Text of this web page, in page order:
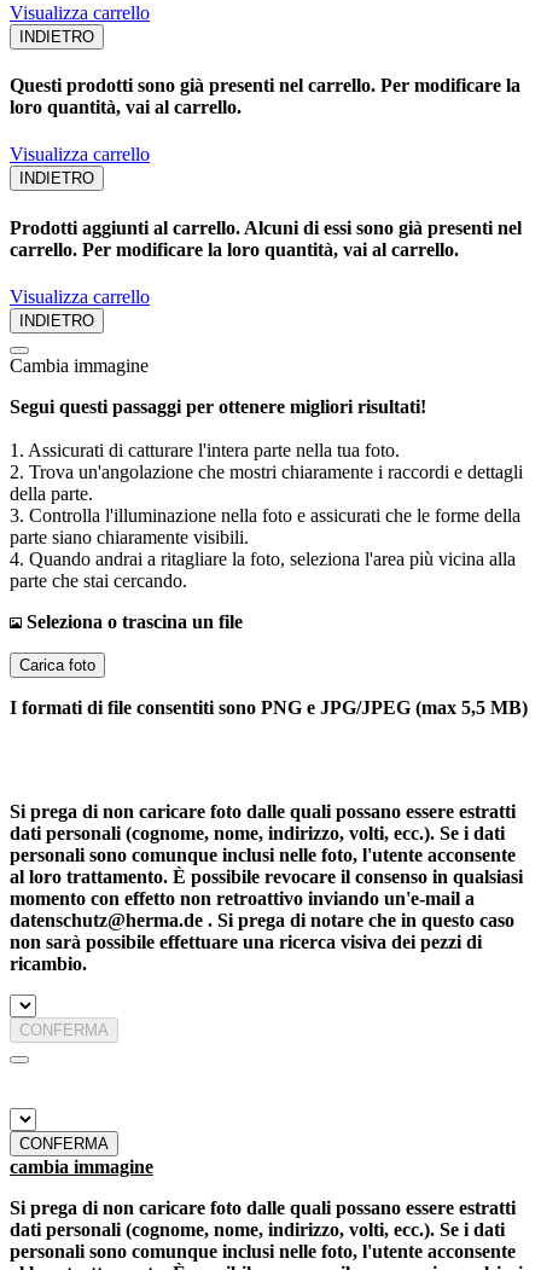
Visualizza carrello
INDIETRO
Questi prodotti sono già presenti nel carrello. Per modificare la
loro quantità, vai al carrello.
Visualizza carrello
INDIETRO
Prodotti aggiunti al carrello. Alcuni di essi sono già presenti nel
carrello. Per modificare la loro quantità, vai al carrello.
Visualizza carrello
INDIETRO
Cambia immagine
Segui questi passaggi per ottenere migliori risultati!
1. Assicurati di catturare l'intera parte nella tua foto.
2. Trova un'angolazione che mostri chiaramente i raccordi e dettagli
della parte.
3. Controlla l'illuminazione nella foto e assicurati che le forme della
parte siano chiaramente visibili.
4. Quando andrai a ritagliare la foto, seleziona l'area più vicina alla
parte che stai cercando.
Seleziona o trascina un file
Carica foto
I formati di file consentiti sono PNG e JPG/JPEG (max 5,5 MB)
Si prega di non caricare foto dalle quali possano essere estratti
dati personali (cognome, nome, indirizzo, volti, ecc.). Se i dati
personali sono comunque inclusi nelle foto, l'utente acconsente
al loro trattamento. È possibile revocare il consenso in qualsiasi
momento con effetto non retroattivo inviando un'e-mail a
datenschutz@herma.de . Si prega di notare che in questo caso
non sarà possibile effettuare una ricerca visiva dei pezzi di
ricambio.
CONFERMA
CONFERMA
cambia immagine
Si prega di non caricare foto dalle quali possano essere estratti
dati personali (cognome, nome, indirizzo, volti, ecc.). Se i dati
personali sono comunque inclusi nelle foto, l'utente acconsente